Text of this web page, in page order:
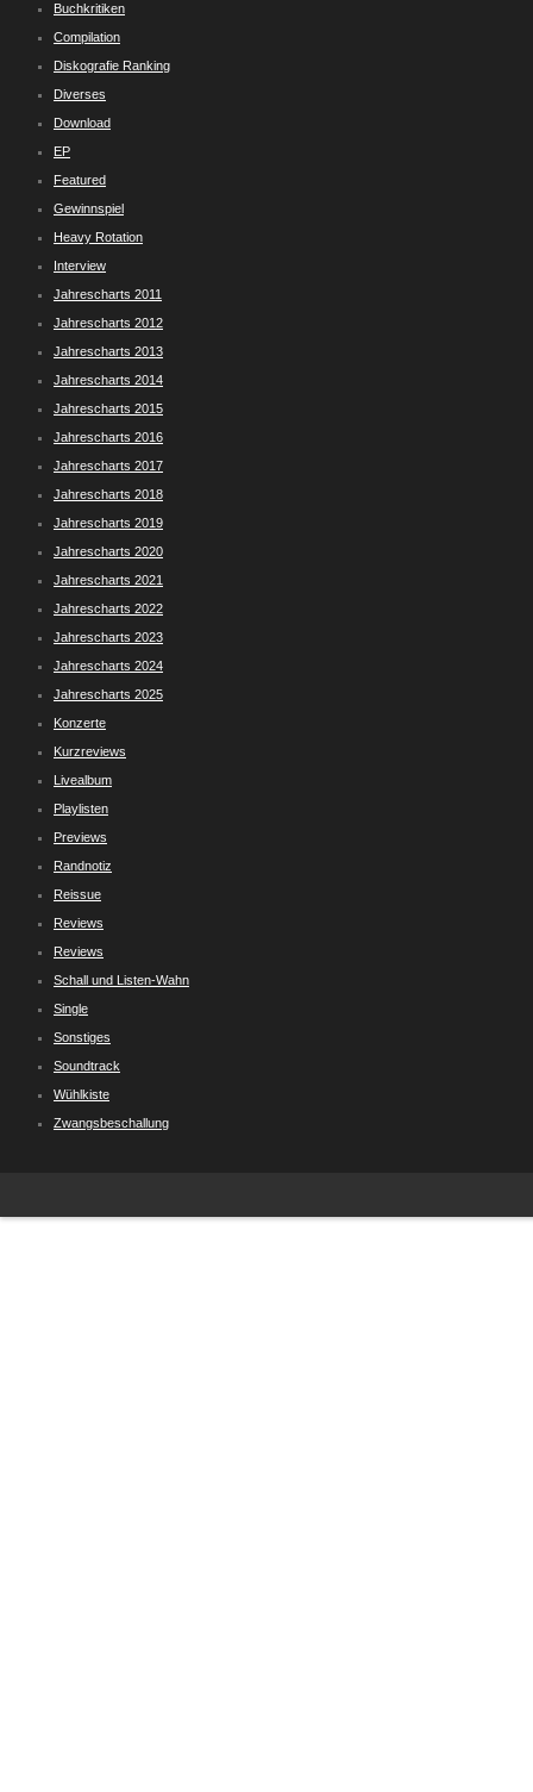
Buchkritiken
Compilation
Diskografie Ranking
Diverses
Download
EP
Featured
Gewinnspiel
Heavy Rotation
Interview
Jahrescharts 2011
Jahrescharts 2012
Jahrescharts 2013
Jahrescharts 2014
Jahrescharts 2015
Jahrescharts 2016
Jahrescharts 2017
Jahrescharts 2018
Jahrescharts 2019
Jahrescharts 2020
Jahrescharts 2021
Jahrescharts 2022
Jahrescharts 2023
Jahrescharts 2024
Jahrescharts 2025
Konzerte
Kurzreviews
Livealbum
Playlisten
Previews
Randnotiz
Reissue
Reviews
Reviews
Schall und Listen-Wahn
Single
Sonstiges
Soundtrack
Wühlkiste
Zwangsbeschallung